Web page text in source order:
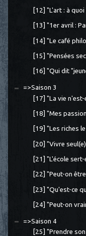
[12] "L'art : à quoi
[13] "1er avril :
[14] "Le café
[15] "Pensées
[16] "Qui dit
=>Saison 3
[17] "La vie
[18] "Mes
[19] "Les riches
[20] "Vivre
[21] "L'école
[22] "Peut-on
[23] "Qu'est-ce
[24] "Peut-on
=>Saison 4
[25] "Prendre